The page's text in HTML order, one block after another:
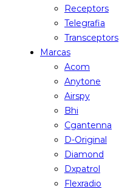
Receptors
Telegrafia
Transceptors
Marcas
Acom
Anytone
Airspy
Bhi
Cgantenna
D-Original
Diamond
Dxpatrol
Flexradio